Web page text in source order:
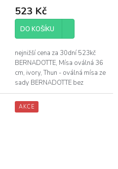
523 Kč
DO KOŠÍKU
nejnižší cena za 30dní 523kč
BERNADOTTE, Mísa oválná 36
cm, ivory, Thun - oválná mísa ze
sady BERNADOTTE bez
dekoru, v barvě slonová kost -
délka oválné mísy je 36 cm -
vyrobeno...
AKCE